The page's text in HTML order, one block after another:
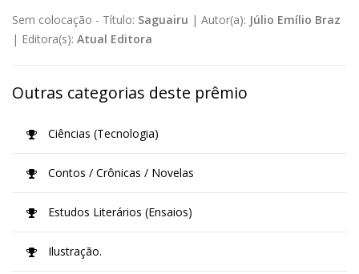
Sem colocação - Título: Saguairu | Autor(a): Júlio Emílio Braz
| Editora(s): Atual Editora
Outras categorias deste prêmio
Ciências (Tecnologia)
Contos / Crônicas / Novelas
Estudos Literários (Ensaios)
Ilustração.